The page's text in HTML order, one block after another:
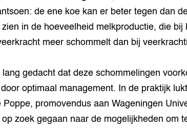
voor varkens
de ene koe kan er beter tegen dan
in de hoeveelheid melkproductie, die bij
meer schommelt dan bij
lang gedacht dat deze schommelingen
optimaal management. In de praktijk
Poppe, promovendus aan Wageningen
zoek gegaan naar de mogelijkheden om